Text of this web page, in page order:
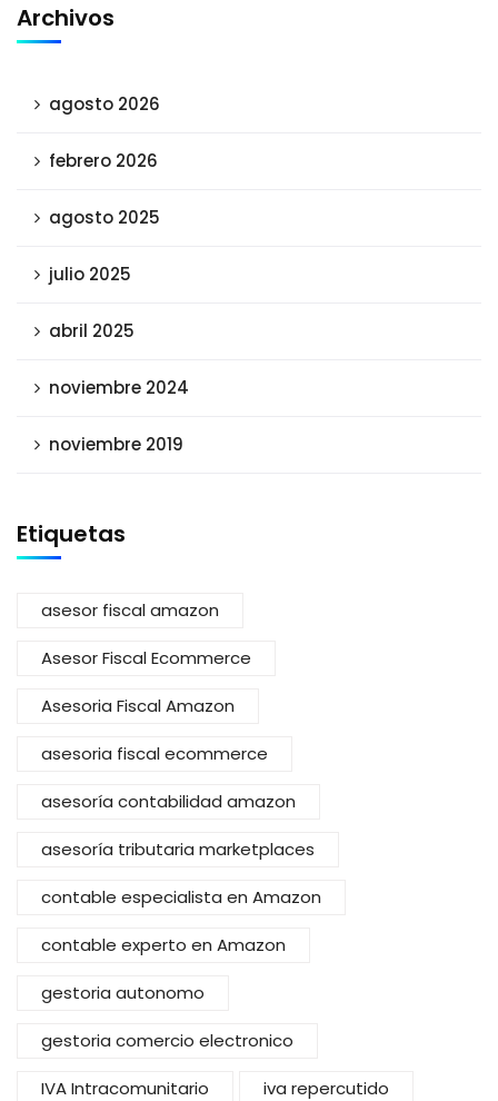
Archivos
agosto 2026
febrero 2026
agosto 2025
julio 2025
abril 2025
noviembre 2024
noviembre 2019
Etiquetas
asesor fiscal amazon
Asesor Fiscal Ecommerce
Asesoria Fiscal Amazon
asesoria fiscal ecommerce
asesoría contabilidad amazon
asesoría tributaria marketplaces
contable especialista en Amazon
contable experto en Amazon
gestoria autonomo
gestoria comercio electronico
IVA Intracomunitario iva repercutido